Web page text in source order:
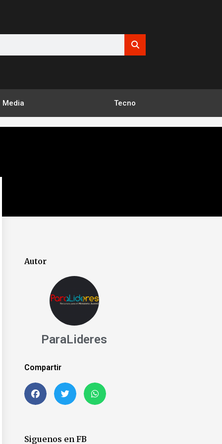
Media Tecno
Autor
ParaLideres
Compartir
Siguenos en FB